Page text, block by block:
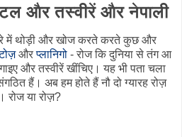
और तस्वीरें और नेपाली
में थोड़ी और खोज करते करते कुछ और
औरप्लानिगो - रोज कि दुनिया से तंग आ
और तस्वीरें खींचिए। यह भी पता चला
हैं। अब हम होते हैं नौ दो ग्यारह रोज़
रोज या रोज़?